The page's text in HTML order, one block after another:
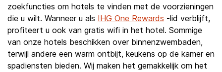
zoekfuncties om hotels te vinden met de voorzieningen
die u wilt. Wanneer u als IHG One Rewards -lid verblijft,
profiteert u ook van gratis wifi in het hotel. Sommige
van onze hotels beschikken over binnenzwembaden,
terwijl andere een warm ontbijt, keukens op de kamer en
spadiensten bieden. Wij maken het gemakkelijk om het